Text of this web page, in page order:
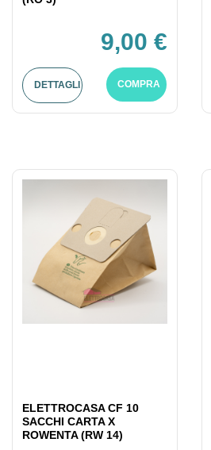
9,00 €
DETTAGLI COMPRA
ELETTROCASA CF 10
SACCHI CARTA X
ROWENTA (RW 14)